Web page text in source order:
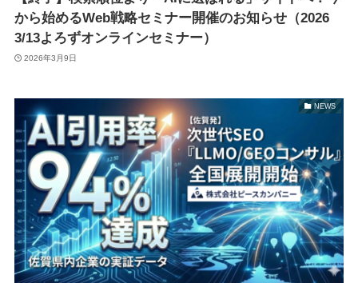
から始めるWeb戦略セミナー開催のお知らせ（2026
3/13よろずオンラインセミナー）
2026年3月9日
NEWS